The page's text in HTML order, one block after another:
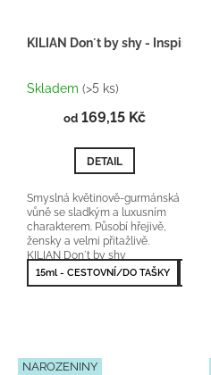
KILIAN Don´t by shy -
hodnocení
je
z
5
Skladem (>5 ks)
od 169,15 Kč
DETAIL
Smyslná květinově-gurmánská
vůně se sladkým a luxusním
charakterem. Působí hřejivě,
žensky a velmi přitažlivě.
KILIAN Don´t by shy
orientační...
15ml - CESTOVNÍ/DO TAŠKY
NAROZENINY